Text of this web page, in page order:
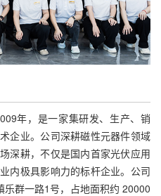
年，是一家集研发、生产、销
企业。公司深耕磁性元器件领域
深耕，不仅是国内首家光伏应用
内极具影响力的标杆企业。公司
群一路1号，占地面积约 20000